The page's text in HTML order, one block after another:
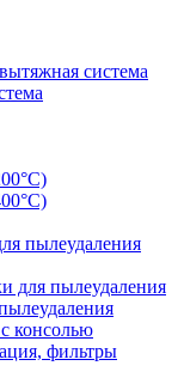
система
пылеудаления
для пылеудаления
консолью
фильтры